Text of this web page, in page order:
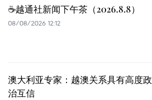
☕️越通社新闻下午茶（2026.8.8）
08/08/2026 12:12
澳大利亚专家：越澳关系具有高度政
治互信